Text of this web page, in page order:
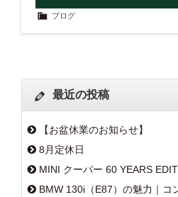
ブログ
最近の投稿
【お盆休業のお知らせ】
8月定休日
MINI クーパー 60 YEARS
BMW 130i（E87）の魅力｜コ